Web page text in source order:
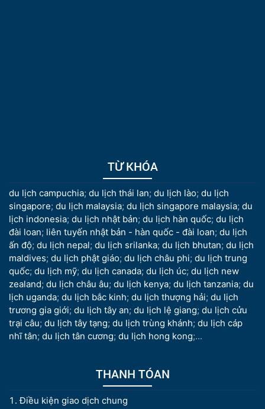
TỪ KHÓA
du lịch campuchia; du lịch thái lan; du lịch lào; du lịch
singapore; du lịch malaysia; du lịch singapore malaysia; du
lịch indonesia; du lịch nhật bản; du lịch hàn quốc; du lịch
đài loan; liên tuyến nhật bản - hàn quốc - đài loan; du lịch
ấn độ; du lịch nepal; du lịch srilanka; du lịch bhutan; du lịch
maldives; du lịch phật giáo; du lịch châu phi; du lịch trung
quốc; du lịch mỹ; du lịch canada; du lịch úc; du lịch new
zealand; du lịch châu âu; du lịch kenya; du lịch tanzania; du
lịch uganda; du lịch bắc kinh; du lịch thượng hải; du lịch
trương gia giới; du lịch tây an; du lịch lệ giang; du lịch cửu
trại câu; du lịch tây tạng; du lịch trùng khánh; du lịch cáp
nhĩ tân; du lịch tân cương; du lịch hong kong;...
THANH TÓAN
Điều kiện giao dịch chung